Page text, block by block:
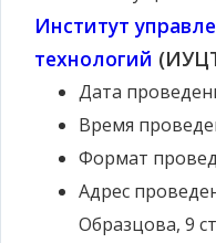
Институт
технологий
Дата
Время
Формат
Адрес
Образцова, 9